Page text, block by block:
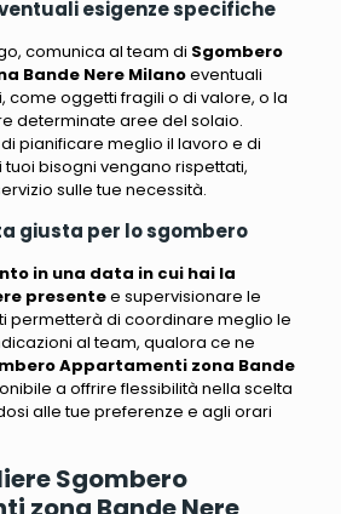
esigenze specifiche
comunica al team di Sgombero
Bande Nere Milanoeventuali
come oggetti fragili o di valore, o la
determinate aree del solaio.
pianificare meglio il lavoro e di
tuoi bisogni vengano rispettati,
sulle tue necessità.
giusta per lo sgombero
in una data in cui hai la
presentee supervisionare le
permetterà di coordinare meglio le
al team, qualora ce ne
Appartamenti zona Bande
a offrire flessibilità nella scelta
alle tue preferenze e agli orari
Sgombero